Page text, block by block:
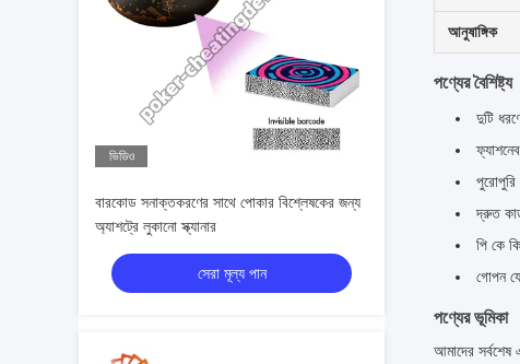
ভিডিও
বারকোড সনাক্তকরণের সাথে পোকার বিশ্লেষকের জন্য
অ্যাশট্রে লুকানো স্ক্যানার
সেরা মূল্য পান
আনুষাঙ্গিক
পণ্যের বৈশিষ্ট্য
দুটি
দ্রুত
পি কে
গোপন
পণ্যের ভূমিকা
আমাদের সর্বশেষ